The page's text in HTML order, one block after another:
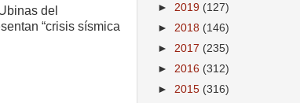
del
“crisis sísmica
► 2019 (127)
► 2018 (146)
► 2017 (235)
► 2016 (312)
► 2015 (316)